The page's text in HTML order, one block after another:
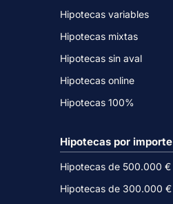
Hipotecas variables
Hipotecas mixtas
Hipotecas sin aval
Hipotecas online
Hipotecas 100%
Hipotecas por importe
Hipotecas de 500.000 €
Hipotecas de 300.000 €